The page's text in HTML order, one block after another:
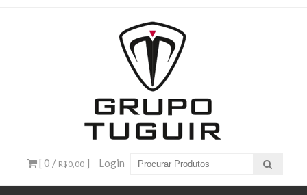
– Grupo
Tuguir
[ 0 / R$0,00 ] Login